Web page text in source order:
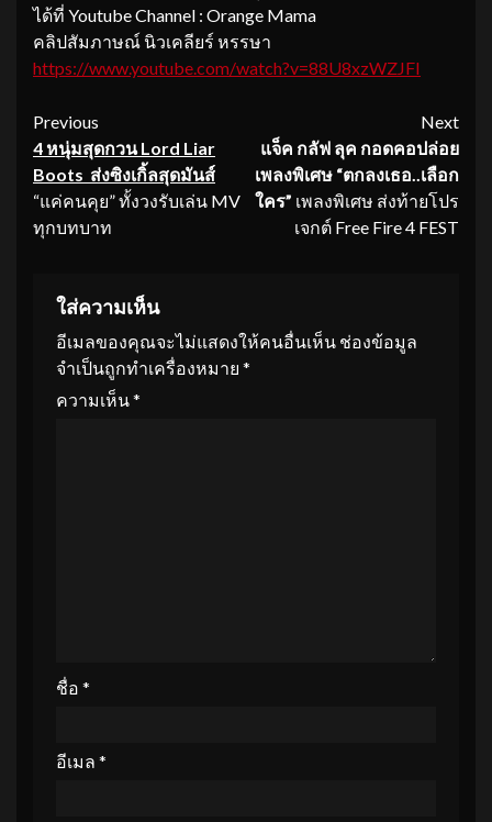
ได้ที่ Youtube Channel : Orange Mama
คลิปสัมภาษณ์ นิวเคลียร์ หรรษา
https://www.youtube.com/watch?v=88U8xzWZJFI
Continue
Reading
Previous
4 หนุ่มสุดกวน Lord Liar
Boots ส่งซิงเกิ้ลสุดมันส์
“แค่คนคุย” ทั้งวงรับเล่น MV
ทุกบทบาท
Next
แจ็ค กลัฟ ลุค กอดคอปล่อย
เพลงพิเศษ “ตกลงเธอ. เลือก
ใคร” เพลงพิเศษ ส่งท้ายโปร
เจกต์ Free Fire 4 FEST
ใส่ความเห็น
อีเมลของคุณจะไม่แสดงให้คนอื่นเห็น ช่องข้อมูล
จำเป็นถูกทำเครื่องหมาย *
ความเห็น*
ชื่อ *
อีเมล *